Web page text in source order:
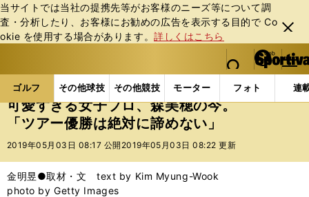
当サイトでは当社の提携先等がお客様のニーズ等について調
査・分析したり、お客様にお勧めの広告を表⽰する⽬的で Co
okie を使⽤する場合があります。詳しくはこちら
閉じ
る
web Sportiva (webスポルティーバ)
検索
マイペ
ー
ジ
メニュ
ゴルフ その他球技 その他競技 モーター フォト 連
ス
ポ
ル
バ
ゴルフの記事一覧 ゴルフ 女子ゴルフ 可愛すぎ
可愛すぎる女子プロ、森美穂の今。
「ツアー優勝は絶対に諦めない」
2019年05月03日 08:17 公開 2019年05月03日 08:22 更新
金明昱●取材・文 text by Kim Myung-Wook
photo by Getty Images